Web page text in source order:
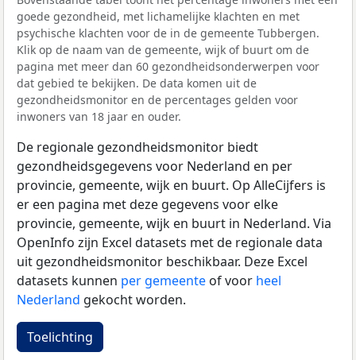
goede gezondheid, met lichamelijke klachten en met
psychische klachten voor de in de gemeente Tubbergen.
Klik op de naam van de gemeente, wijk of buurt om de
pagina met meer dan 60 gezondheidsonderwerpen voor
dat gebied te bekijken. De data komen uit de
gezondheidsmonitor en de percentages gelden voor
inwoners van 18 jaar en ouder.
De regionale gezondheidsmonitor biedt
gezondheidsgegevens voor Nederland en per
provincie, gemeente, wijk en buurt. Op AlleCijfers is
er een pagina met deze gegevens voor elke
provincie, gemeente, wijk en buurt in Nederland. Via
OpenInfo zijn Excel datasets met de regionale data
uit gezondheidsmonitor beschikbaar. Deze Excel
datasets kunnen per gemeente of voor heel
Nederland gekocht worden.
Toelichting